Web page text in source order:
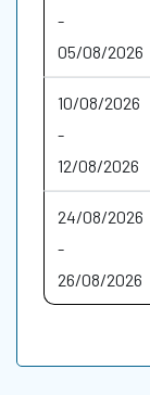
-
05/08/2026
10/08/2026
-
12/08/2026
24/08/2026
-
26/08/2026